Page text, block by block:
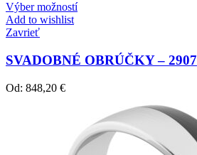
Výber možností
Add to wishlist
Zavrieť
SVADOBNÉ OBRÚČKY – 2907
Od: 848,20 €